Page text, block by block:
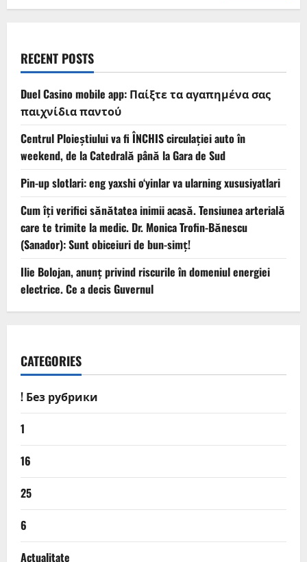
RECENT POSTS
Duel Casino mobile app: Παίξτε τα αγαπημένα σας
παιχνίδια παντού
Centrul Ploieștiului va fi ÎNCHIS circulației auto în
weekend, de la Catedrală până la Gara de Sud
Pin-up slotlari: eng yaxshi o‘yinlar va ularning xususiyatlari
Cum îți verifici sănătatea inimii acasă. Tensiunea arterială
care te trimite la medic. Dr. Monica Trofin-Bănescu
(Sanador): Sunt obiceiuri de bun-simț!
Ilie Bolojan, anunț privind riscurile în domeniul energiei
electrice. Ce a decis Guvernul
CATEGORIES
! Без рубрики
1
16
25
6
Actualitate